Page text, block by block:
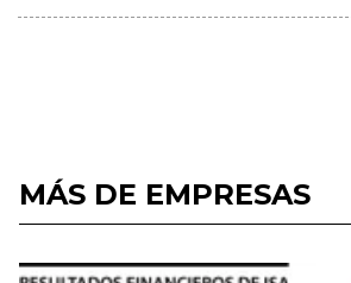
MÁS DE EMPRESAS